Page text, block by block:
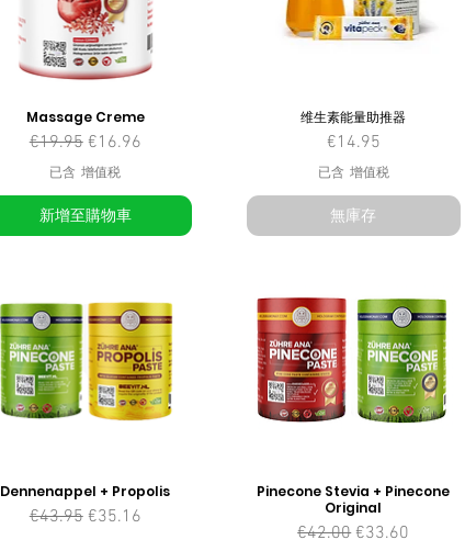
Massage Creme
一般價格
€19.95 促銷價格
€16.96
已含 增值税
新增至購物車
维生素能量助推器
價格
€14.95
已含 增值税
無庫存
Dennenappel + Propolis
一般價格
€43.95 促銷價格
€35.16
Pinecone Stevia + Pinecone
Original
一般價格
€42.00 促銷價格
€33.60